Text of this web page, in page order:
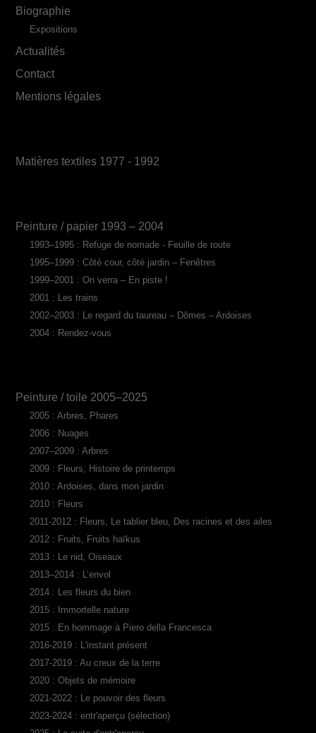
Biographie
Expositions
Actualités
Contact
Mentions légales
Matières textiles 1977 - 1992
Peinture / papier 1993 – 2004
1993–1995 : Refuge de nomade - Feuille de route
1995–1999 : Côté cour, côté jardin – Fenêtres
1999–2001 : On verra – En piste !
2001 : Les trains
2002–2003 : Le regard du taureau – Dômes – Ardoises
2004 : Rendez-vous
Peinture / toile 2005–2025
2005 : Arbres, Phares
2006 : Nuages
2007–2009 : Arbres
2009 : Fleurs, Histoire de printemps
2010 : Ardoises, dans mon jardin
2010 : Fleurs
2011-2012 : Fleurs, Le tablier bleu, Des racines et des ailes
2012 : Fruits, Fruits haïkus
2013 : Le nid, Oiseaux
2013–2014 : L’envol
2014 : Les fleurs du bien
2015 : Immortelle nature
2015 : En hommage à Piero della Francesca
2016-2019 : L'instant présent
2017-2019 : Au creux de la terre
2020 : Objets de mémoire
2021-2022 : Le pouvoir des fleurs
2023-2024 : entr'aperçu (sélection)